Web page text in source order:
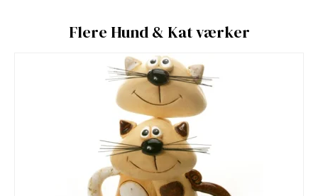
Flere Hund & Kat værker